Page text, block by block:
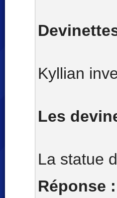
Kyllian
Les
La statue
Réponse :